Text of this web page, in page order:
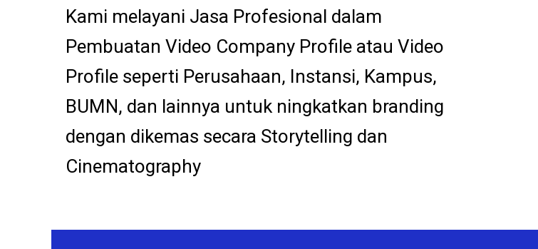
Kami melayani Jasa Profesional dalam
Pembuatan Video Company Profile atau Video
Profile seperti Perusahaan, Instansi, Kampus,
BUMN, dan lainnya untuk ningkatkan branding
dengan dikemas secara Storytelling dan
Cinematography